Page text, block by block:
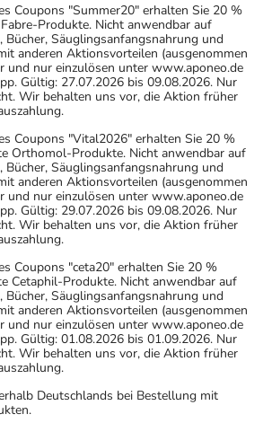
Coupons "Summer20" erhalten Sie 20 %
Produkte. Nicht anwendbar auf
Säuglingsanfangsnahrung und
anderen Aktionsvorteilen (ausgenommen
und nur einzulösen unter www.aponeo.de
Gültig: 27.07.2026 bis 09.08.2026. Nur
Wir behalten uns vor, die Aktion früher
Coupons "Vital2026" erhalten Sie 20 %
Orthomol-Produkte. Nicht anwendbar auf
Säuglingsanfangsnahrung und
anderen Aktionsvorteilen (ausgenommen
und nur einzulösen unter www.aponeo.de
Gültig: 29.07.2026 bis 09.08.2026. Nur
Wir behalten uns vor, die Aktion früher
Coupons "ceta20" erhalten Sie 20 %
Cetaphil-Produkte. Nicht anwendbar auf
Säuglingsanfangsnahrung und
anderen Aktionsvorteilen (ausgenommen
und nur einzulösen unter www.aponeo.de
Gültig: 01.08.2026 bis 01.09.2026. Nur
Wir behalten uns vor, die Aktion früher
Deutschlands bei Bestellung mit